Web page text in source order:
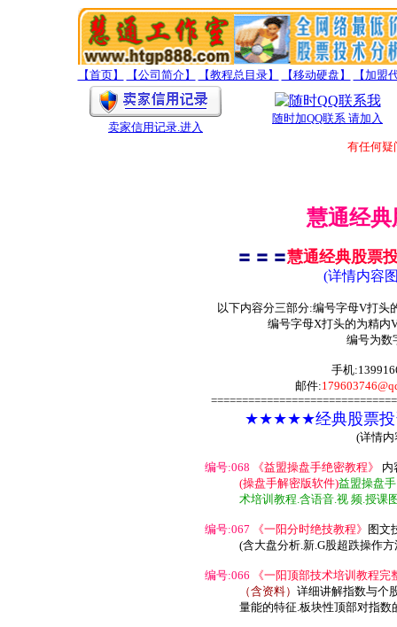
【首页】 【公司简介】 【教程总目录】 【移动硬盘】 【加盟
卖家信用记录.进入
随时加QQ联系 请加入
有任何疑
慧通经
〓 〓 〓慧通经典股票
(详情内容
以下内容分三部分:编号字母V打头
编号字母X打头的为精内
编号为数
手机
邮件:
★★★★★经典股票
(详情
编号:068 《益盟操盘手绝密教程》
内
(操盘手解密版软件)益盟操盘
术培训教程.含语音.视 频.授课
编号:067 《一阳分时绝技教程》 图文
(含大盘分析.新.G股超跌操作
编号:066
《一阳顶部技术培训教程完
（含资料） 详细讲解指数与个
量能的特征.板块性顶部对指数